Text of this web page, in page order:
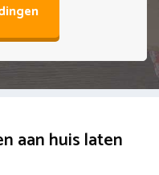
aan huis laten